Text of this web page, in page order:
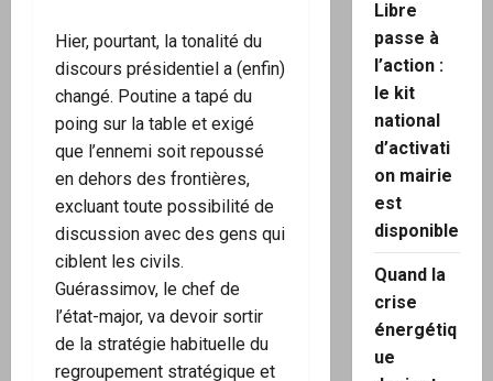
Hier, pourtant, la tonalité du
discours présidentiel a (enfin)
changé. Poutine a tapé du
poing sur la table et exigé
que l’ennemi soit repoussé
en dehors des frontières,
excluant toute possibilité de
discussion avec des gens qui
ciblent les civils.
Guérassimov, le chef de
l’état-major, va devoir sortir
de la stratégie habituelle du
regroupement stratégique et
Libre
passe à
l’action :
le kit
national
d’activati
on mairie
est
disponible
Quand la
crise
énergétiq
ue